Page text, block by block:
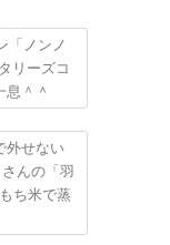
「ノンノ
リーズコ
＾＾
外せない
んの「羽
ち米で蒸